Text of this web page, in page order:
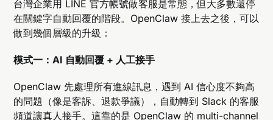
台灣企業用 LINE 官方帳號做客服是常態，但大多數還停
在關鍵字自動回覆的階段。OpenClaw 接上去之後，可以
做到幾個層級的升級：
模式一：AI 自動回覆 + 人工接手
OpenClaw 先處理所有進線訊息，遇到 AI 信心度不夠高
的問題（像是客訴、退款爭議），自動轉到 Slack 的客服
頻道讓真人接手。這靠的是 OpenClaw 的 multi-channel